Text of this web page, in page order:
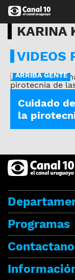
KARINA
VIDEOS
ARRIBA GENTE
Cuidado
la
Programas